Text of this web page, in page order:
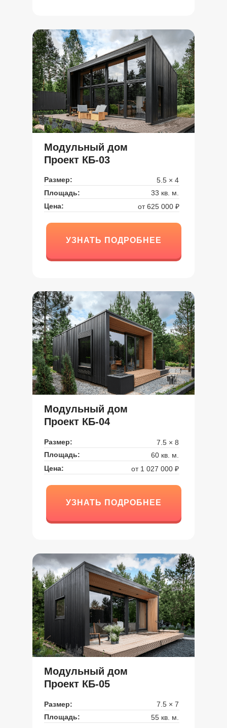
Модульный дом
Проект КБ-03
Размер:
5.5 × 4
Площадь:
33 кв. м.
Цена:
от 625 000 ₽
УЗНАТЬ ПОДРОБНЕЕ
Модульный дом
Проект КБ-04
Размер:
7.5 × 8
Площадь:
60 кв. м.
Цена:
от 1 027 000 ₽
УЗНАТЬ ПОДРОБНЕЕ
Модульный дом
Проект КБ-05
Размер:
7.5 × 7
Площадь:
55 кв. м.
УЗНАТЬ ПОДРОБНЕЕ
УЗНАТЬ ПОДРОБНЕЕ